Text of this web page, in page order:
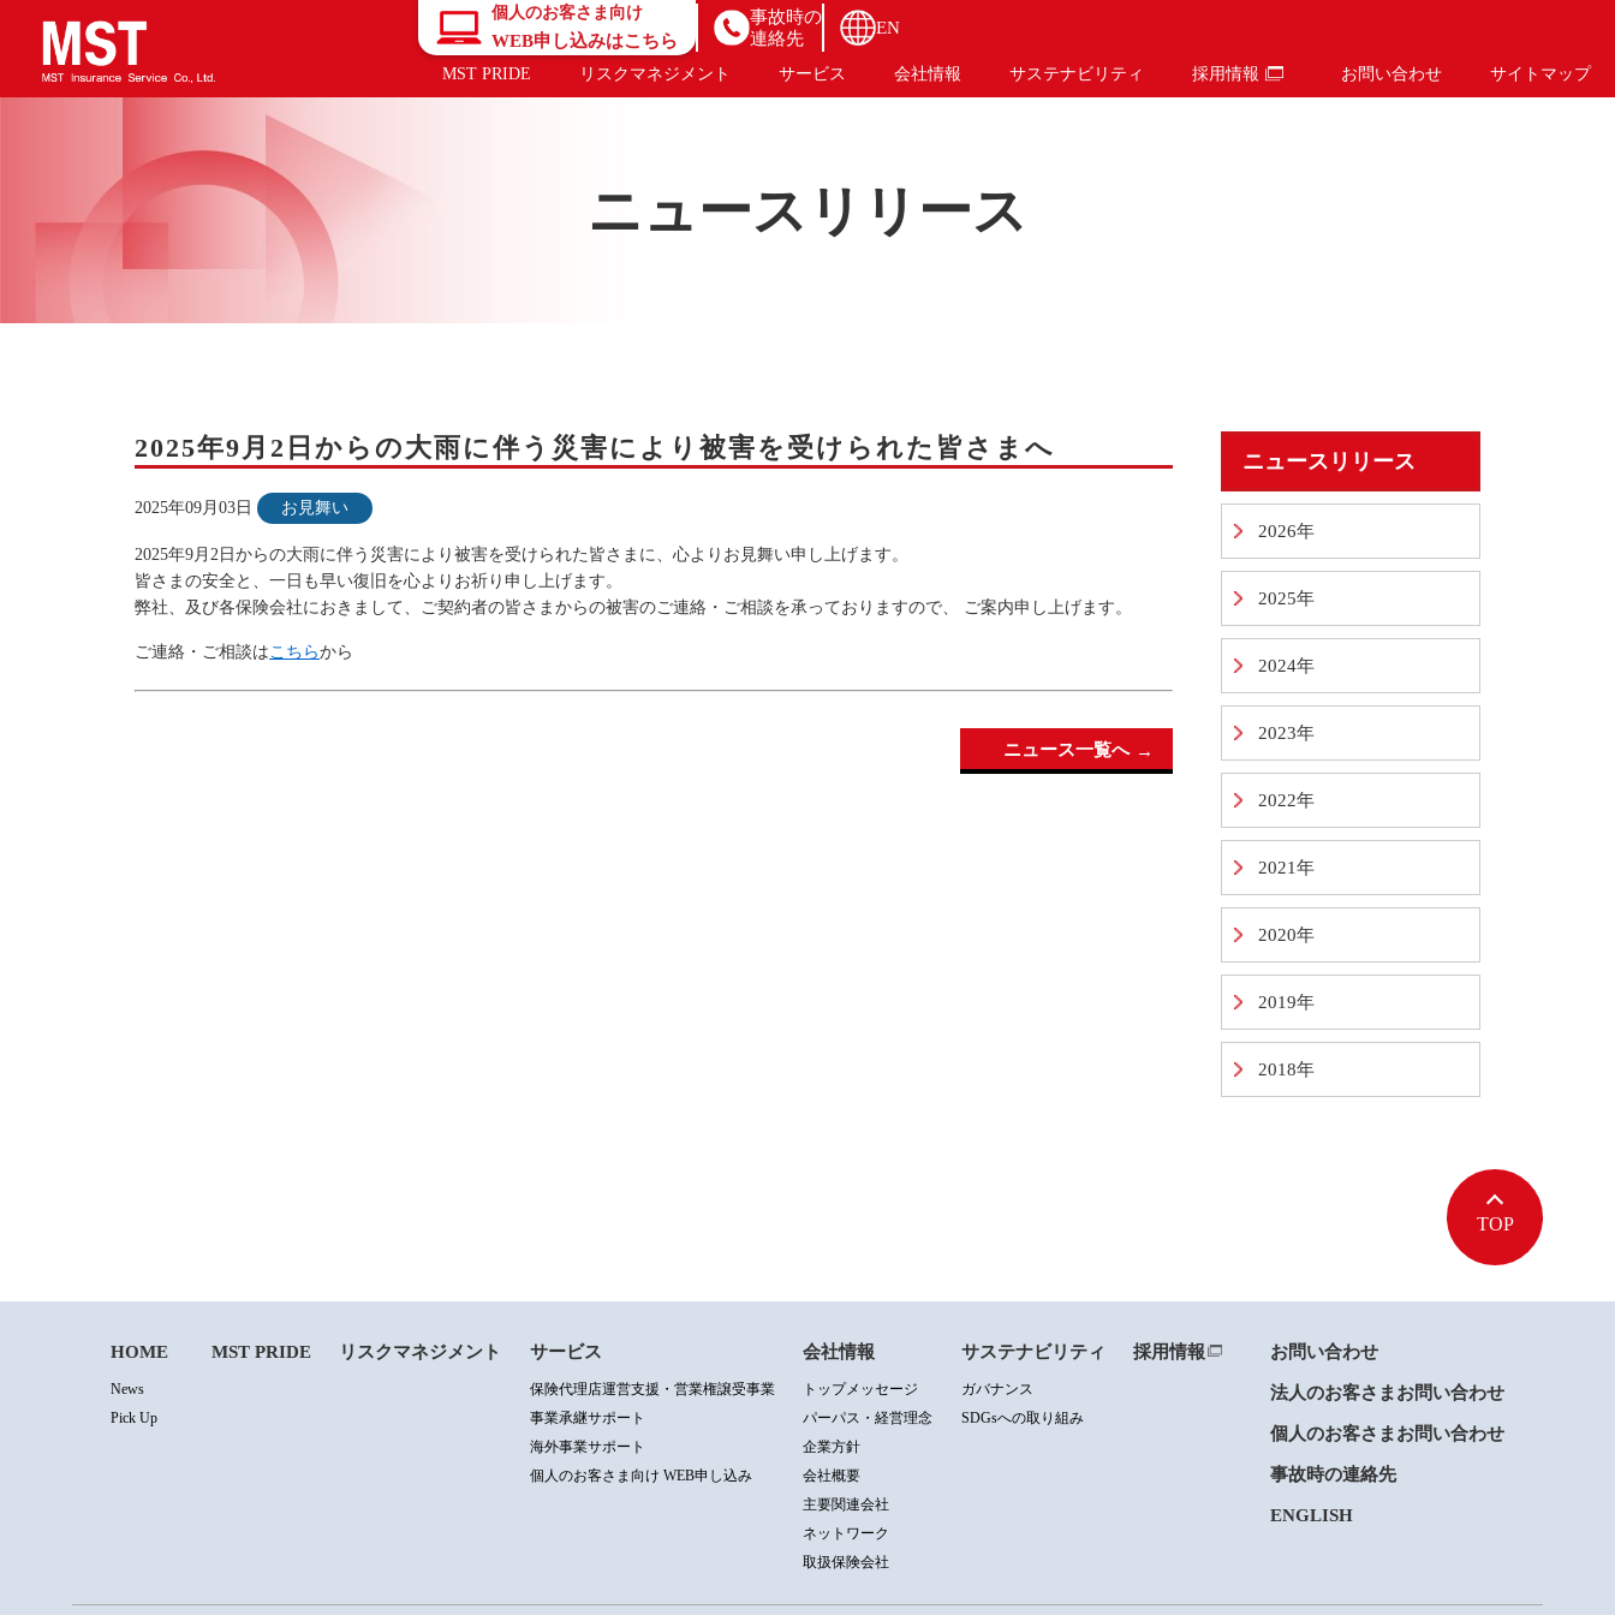
個人のお客さま向け
WEB申し込みはこちら
事故時の
連絡先
EN
MST PRIDE リスクマネジメント サービス 会社情報 サステナビリティ 採用情報 お問い合わせ サイトマップ
ニュースリリース
2025年9月2日からの大雨に伴う災害により被害を受けられた皆さまへ
2025年09月03日 お見舞い
2025年9月2日からの大雨に伴う災害により被害を受けられた皆さまに、心よりお見舞い申し上げます。
皆さまの安全と、一日も早い復旧を心よりお祈り申し上げます。
弊社、及び各保険会社におきまして、ご契約者の皆さまからの被害のご連絡・ご相談を承っておりますので、 ご案内申し上げます。
ご連絡・ご相談はこちらから
ニュース一覧へ
ニュースリリース
2026年
2025年
2024年
2023年
2022年
2021年
2020年
2019年
2018年
TOP
HOME
News
Pick Up
MST PRIDE リスクマネジメント サービス
保険代理店運営支援・営業権譲受事業
事業承継サポート
海外事業サポート
個人のお客さま向け WEB申し込み
会社情報
トップメッセージ
パーパス・経営理念
企業方針
会社概要
主要関連会社
ネットワーク
取扱保険会社
サステナビリティ
ガバナンス
SDGsへの取り組み
採用情報 お問い合わせ
法人のお客さまお問い合わせ
個人のお客さまお問い合わせ
事故時の連絡先
ENGLISH